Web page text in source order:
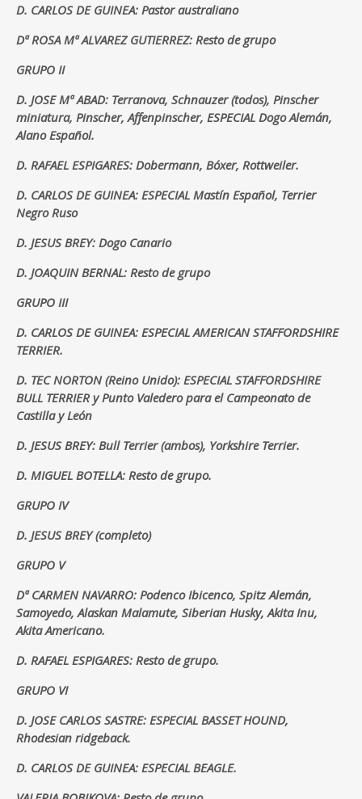
D. CARLOS DE GUINEA: Pastor australiano
Dª ROSA Mª ALVAREZ GUTIERREZ: Resto de grupo
GRUPO II
D. JOSE Mª ABAD: Terranova, Schnauzer (todos), Pinscher
miniatura, Pinscher, Affenpinscher, ESPECIAL Dogo Alemán,
Alano Español.
D. RAFAEL ESPIGARES: Dobermann, Bóxer, Rottweiler.
D. CARLOS DE GUINEA: ESPECIAL Mastín Español, Terrier
Negro Ruso
D. JESUS BREY: Dogo Canario
D. JOAQUIN BERNAL: Resto de grupo
GRUPO III
D. CARLOS DE GUINEA: ESPECIAL AMERICAN STAFFORDSHIRE
TERRIER.
D. TEC NORTON (Reino Unido): ESPECIAL STAFFORDSHIRE
BULL TERRIER y Punto Valedero para el Campeonato de
Castilla y León
D. JESUS BREY: Bull Terrier (ambos), Yorkshire Terrier.
D. MIGUEL BOTELLA: Resto de grupo.
GRUPO IV
D. JESUS BREY (completo)
GRUPO V
Dª CARMEN NAVARRO: Podenco Ibicenco, Spitz Alemán,
Samoyedo, Alaskan Malamute, Siberian Husky, Akita Inu,
Akita Americano.
D. RAFAEL ESPIGARES: Resto de grupo.
GRUPO VI
D. JOSE CARLOS SASTRE: ESPECIAL BASSET HOUND,
Rhodesian ridgeback.
D. CARLOS DE GUINEA: ESPECIAL BEAGLE.